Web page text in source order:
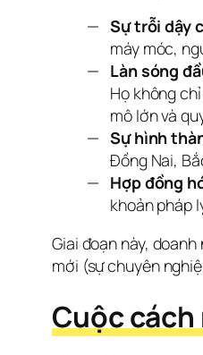
Sự trỗi dậy
máy móc,
Làn sóng
Họ không
mô lớn và
Sự hình
Đồng Nai,
Hợp đồng
khoản pháp
Giai đoạn này,
mới (sự chuyên
Cuộc